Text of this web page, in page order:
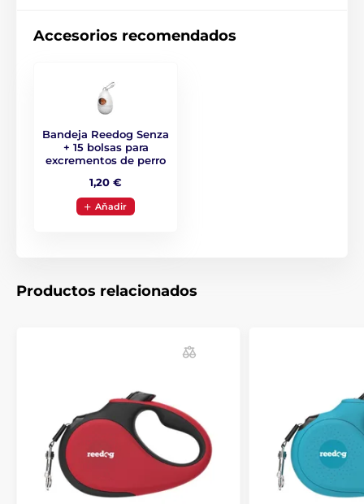
fácilmente!
eso el diseño de la correa Reedog Senza es fresco,
original y práctico. No sólo está disponible en cuatro
Las correas Reedog están equipadas con una cuerda
que nunca se enreda ni se engancha. La cuerda está
fabricada con material de alta resistencia a la tracción.
El tejido se utiliza en el ejército en la fabricación de
paracaídas, por lo que se caracteriza por su excelente
capacidad para soportar cargas.
Accesorios recomendados
Bandeja Reedog Senza
+ 15 bolsas para
excrementos de perro
1,20 €
Aňadir
Productos relacionados